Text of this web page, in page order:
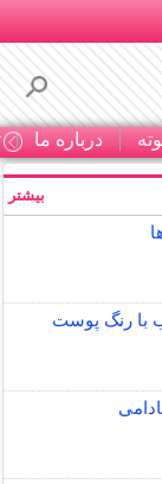
درباره ما
با رنگ پوست
بیشتر